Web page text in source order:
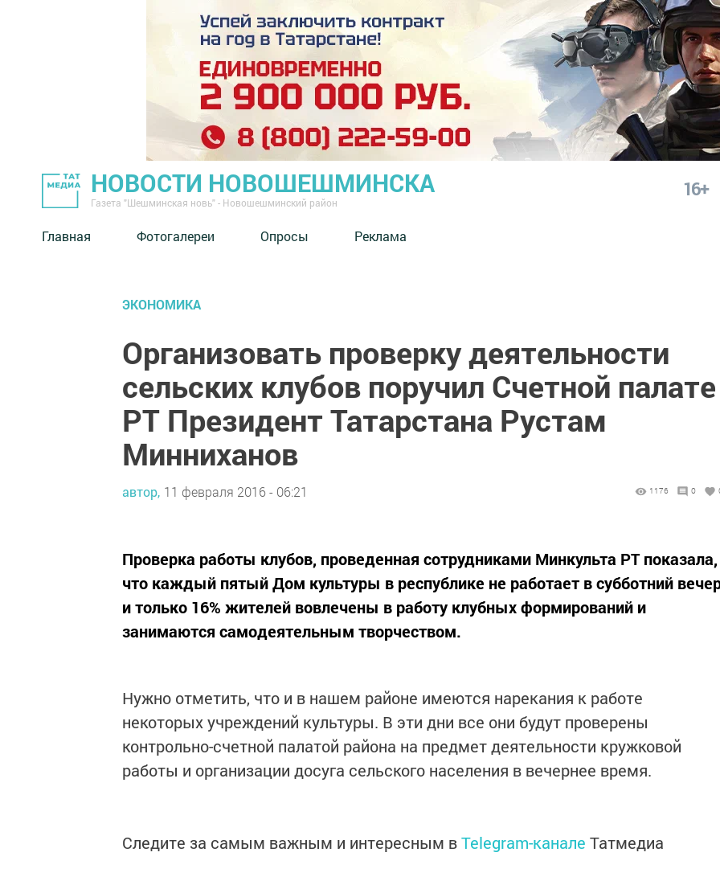
НОВОСТИ НОВОШЕШМИНСКА
Газета "Шешминская новь" - Новошешминский район
16+
Главная Фотогалереи Опросы Реклама
ЭКОНОМИКА
Организовать проверку деятельности
сельских клубов поручил Счетной палате
РТ Президент Татарстана Рустам
Минниханов
автор, 11 февраля 2016 - 06:21 1176 0
Проверка работы клубов, проведенная сотрудниками Минкульта РТ показала,
что каждый пятый Дом культуры в республике не работает в субботний
и только 16% жителей вовлечены в работу клубных формирований и
занимаются самодеятельным творчеством.
Нужно отметить, что и в нашем районе имеются нарекания к работе
некоторых учреждений культуры. В эти дни все они будут проверены
контрольно-счетной палатой района на предмет деятельности кружковой
работы и организации досуга сельского населения в вечернее время.
Следите за самым важным и интересным вTelegram-канале Татмедиа